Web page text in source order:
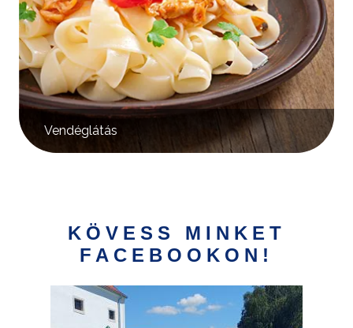
Vendéglátás
KÖVESS MINKET
FACEBOOKON!